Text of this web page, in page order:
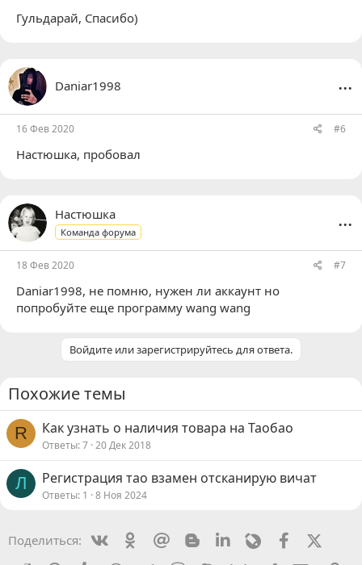
Гульдарай, Спасибо)
Daniar1998 ...
16 Фев 2020 #6
Настюшка, пробовал
Настюшка
Команда форума
...
18 Фев 2020 #7
Daniar1998, не помню, нужен ли аккаунт но
попробуйте еще программу wang wang
Войдите или зарегистрируйтесь для ответа.
Похожие темы
R Как узнать о наличия товара на Таобао
Ответы 7 20 Дек 2018
Л Регистрация тао взамен отсканирую вичат
Ответы 1 8 Ноя 2024
Поделиться: VkontakteOdnoklassniki
Mail.ru BloggerLinkedinLivejournalFacebook